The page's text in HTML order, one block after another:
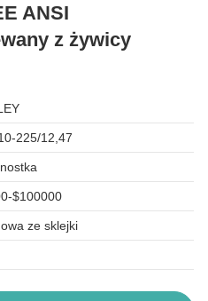
ANSI
z żywicy
225/12,47
$100000
ze sklejki